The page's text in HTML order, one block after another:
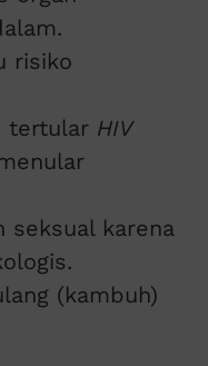
risiko
tertular HIV
seksual karena
(kambuh)